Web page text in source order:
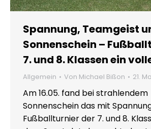
Spannung, Teamgeist
Sonnenschein –
7. und 8. Klassen ein
Allgemein Von Michael Bißon 21.
Am 16.05. fand bei strahlendem
Sonnenschein das mit
Fußballturnier der 7. und 8.